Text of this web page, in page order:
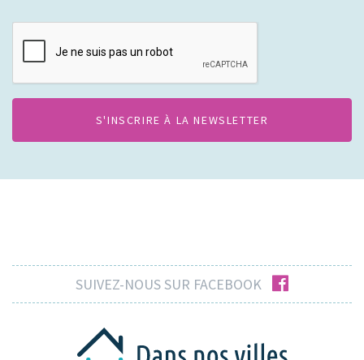
CAPTCHA
SUIVEZ-NOUS SUR FACEBOOK facebook